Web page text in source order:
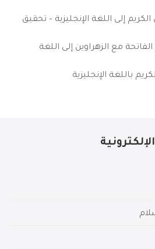
إلى اللغة الإنجليزية – تحقيق
مع الزهراوين إلى اللغة
باللغة الإنجليزية